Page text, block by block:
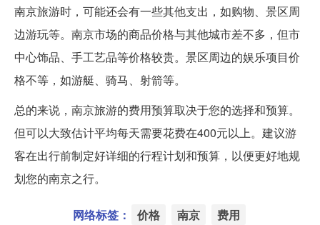
南京旅游时，可能还会有一些其他支出，如购物、景区周
边游玩等。南京市场的商品价格与其他城市差不多，但市
中心饰品、手工艺品等价格较贵。景区周边的娱乐项目价
格不等，如游艇、骑马、射箭等。
总的来说，南京旅游的费用预算取决于您的选择和预算。
但可以大致估计平均每天需要花费在400元以上。建议游
客在出行前制定好详细的行程计划和预算，以便更好地规
划您的南京之行。
网络标签： 价格 南京 费用